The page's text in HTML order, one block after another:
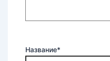
Название*